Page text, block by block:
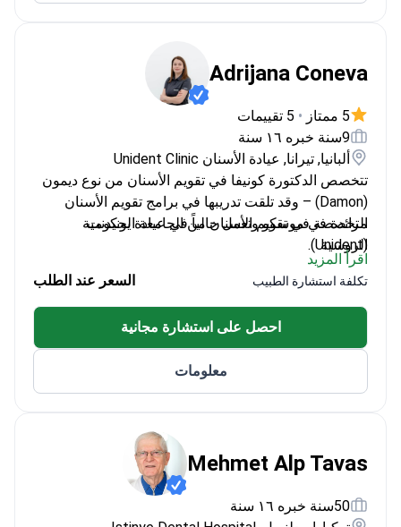
Adrijana Coneva
5 ممتاز •
9سنة خبره ١٦ سنة
ألبانيا, تيرانا, عيادة الأسنان Unident Clinic
تتخصص الدكتورة كونيفا في تقويم الأسنان من نوع ديمون
(Damon) – وقد تلقت تدريبها في برامج تقويم الأسنان
الرائدة في موسكو وتعمل حالياً في عيادة يونيدنت
(Unident).
متخصصة في تقويم الأسنان من الجامعة الحكومية
الروسية
أكملت دورات متقدمة في تقنيات تقويم الأسنان الحديثة
خبيرة في الغرسات الدقيقة والميكانيكا الحيوية
تتحدث لغات متعددة (المقدونية، الروسية، الإنجليزية،
اقرأ المزيد
تكلفة استشارة الطبيب السعر عند الطلب
احصل على استشارة مجانية
معلومات
Mehmet Alp Tavas
50سنة خبره ١٦ سنة